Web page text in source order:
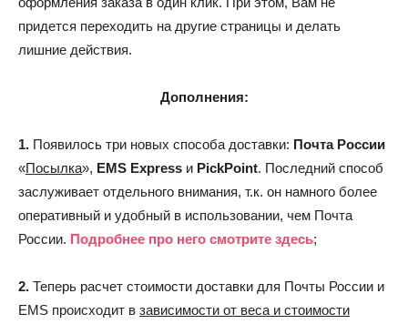
придется переходить на другие страницы и делать
лишние действия.
Дополнения:
1. Появилось три новых способа доставки: Почта России
«Посылка», EMS Express и PickPoint. Последний способ
заслуживает отдельного внимания, т.к. он намного более
оперативный и удобный в использовании, чем Почта
России. Подробнее про него смотрите здесь;
2. Теперь расчет стоимости доставки для Почты России и
EMS происходит в зависимости от веса и стоимости